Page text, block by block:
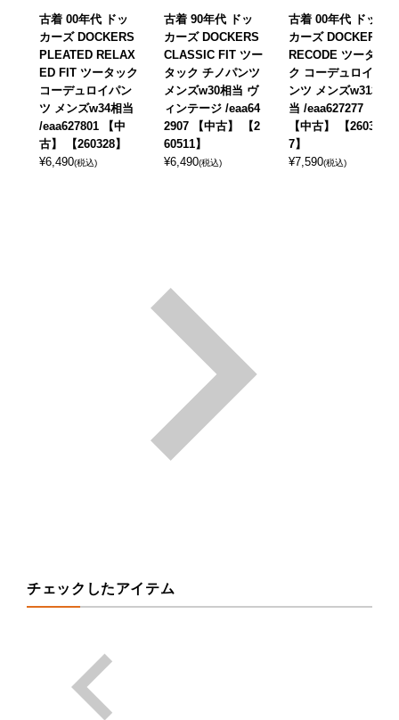
古着 00年代 ドッ
カーズ DOCKERS
PLEATED RELAX
ED FIT ツータック
コーデュロイパン
ツ メンズw34相当
/eaa627801 【中
古】 【260328】
¥6,490(税込)
古着 90年代 ドッ
カーズ DOCKERS
CLASSIC FIT ツー
タック チノパンツ
メンズw30相当 ヴ
ィンテージ /eaa64
2907 【中古】 【2
60511】
¥6,490(税込)
古着 00年代 ドッ
カーズ DOCKERS
RECODE ツータッ
ク コーデュロイパ
ンツ メンズw31相
当 /eaa627277
【中古】 【26032
7】
¥7,590(税込)
チェックしたアイテム